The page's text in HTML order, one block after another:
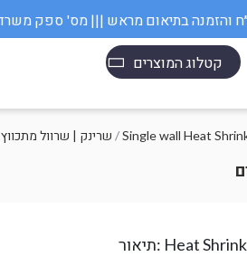
קטלוג המוצרים
Heat Shrink- שרינק | שרוול מתכווץ /Single wall Heat
תיאור: Heat